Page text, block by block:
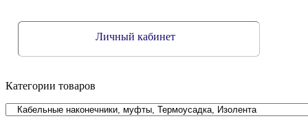
Личный кабинет
Категории товаров